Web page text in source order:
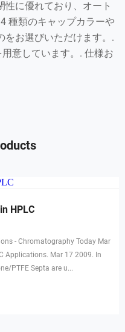
に優れており、オート
種類のキャップカラーや
をお選びいただけます。.
意しています。. 仕様お
HPLC
- Chromatography Today Mar
PTFE Septa are u...